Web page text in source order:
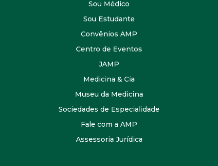
Sou Médico
Sou Estudante
Convênios AMP
Centro de Eventos
JAMP
Medicina & Cia
Museu da Medicina
Sociedades de Especialidade
Fale com a AMP
Assessoria Jurídica